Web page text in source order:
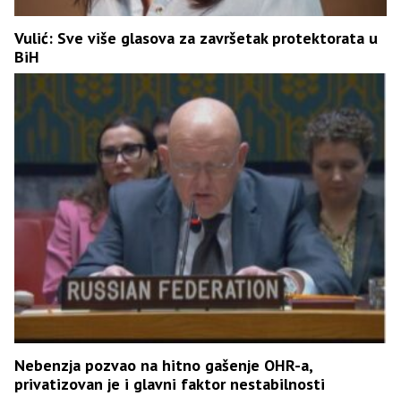
Vulić: Sve više glasova za završetak protektorata u
BiH
Nebenzja pozvao na hitno gašenje OHR-a,
privatizovan je i glavni faktor nestabilnosti